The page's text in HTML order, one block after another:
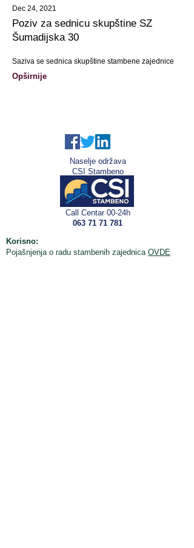
Dec 24, 2021
Poziv za sednicu skupštine SZ
Šumadijska 30
Saziva se sednica skupštine stambene zajednice
Opširnije
Korisno:
Pojašnjenja o radu stambenih zajednica OVDE
Naselje održava
CSI Stambeno
Call Centar 00-24h
063 71 71 781